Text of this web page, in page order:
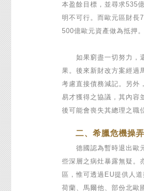
本盈餘目標，並尋求535
明不可行。而歐元區財長
500億歐元資產做為抵押。
如果窮盡一切努力，還
果。後來新財改方案經過
考慮直接債務減記。另外
易才獲得之協議，其內容
後可能會喪失其總理之職
二、希臘危機操
德國認為暫時退出歐元
些深層之病灶暴露無疑。
區，惟可透過EU提供人
荷蘭、馬爾他、部份北歐